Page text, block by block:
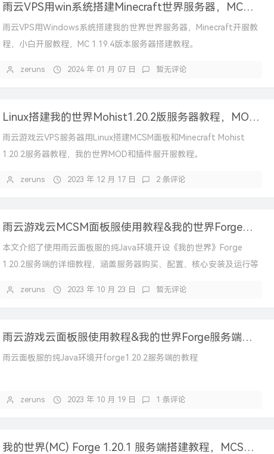
雨云VPS用win系统搭建Minecraft世界服务器，MC开服教程，小白开服教程
雨云VPS用Windows系统搭建我的世界世界服务器，Minecraft开服教
程，小白开服教程，MC 1.19.4版本服务器搭建教程。
zeruns 2024 年 01 月 07 日 暂无评论
Linux搭建我的世界Mohist1.20.2版服务器教程，MOD和插件服开服教程
雨云游戏云VPS服务器用Linux搭建MCSM面板和Minecraft Mohist
1.20.2服务器教程，我的世界MOD和插件服开服教程。
zeruns 2023 年 12 月 17 日 2 条评论
雨云游戏云MCSM面板服使用教程&我的世界Forge服务端开服教程
本文介绍了使用雨云面板服的纯Java环境开设《我的世界》Forge
1.20.2服务端的详细教程，涵盖服务器购买、配置、核心安装及运行等
zeruns 2023 年 10 月 23 日 暂无评论
雨云游戏云面板服使用教程&我的世界Forge服务端开服教程（翼龙面板）
雨云面板服的纯Java环境开forge1.20.2服务端的教程
zeruns 2023 年 10 月 19 日 1 条评论
我的世界(MC) Forge 1.20.1 服务端搭建教程，MCSM安装和使用教程